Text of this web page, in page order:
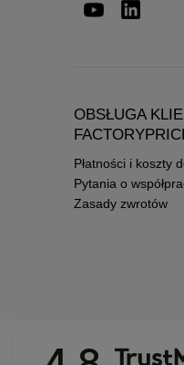
OBSŁUGA
Płatności i koszty
Pytania o
Zasady zwrotów